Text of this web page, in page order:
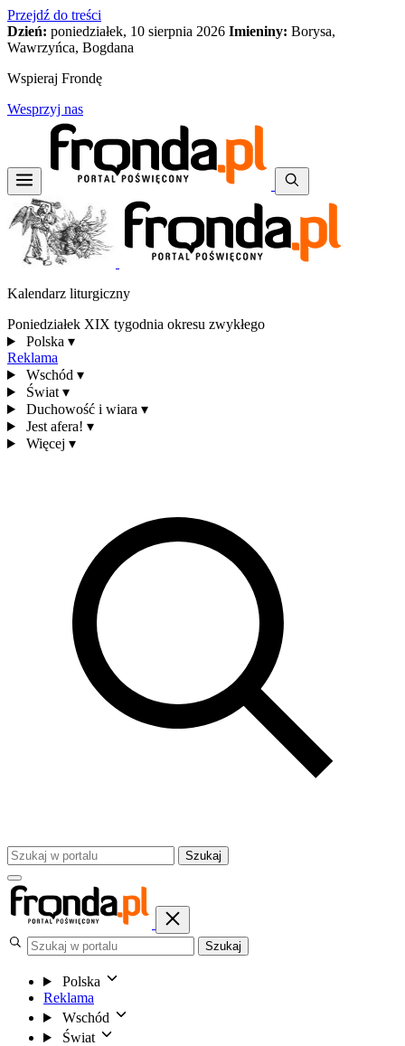
Przejdź do treści
Dzień: poniedziałek, 10 sierpnia 2026 Imieniny: Borysa,
Wawrzyńca, Bogdana
Wspieraj Frondę
Wesprzyj nas
Kalendarz liturgiczny
Poniedziałek XIX tygodnia okresu zwykłego
Polska ▾
Reklama
Wschód ▾
Świat ▾
Duchowość i wiara ▾
Jest afera! ▾
Więcej ▾
Szukaj
Szukaj
Polska
Reklama
Wschód
Świat